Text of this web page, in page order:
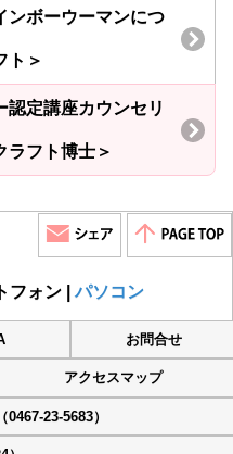
ンボーウーマンにつ
ト＞
認定講座カウンセリ
ラフト博士＞
フォン |パソコン
お問合せ
アクセスマップ
23-5683）